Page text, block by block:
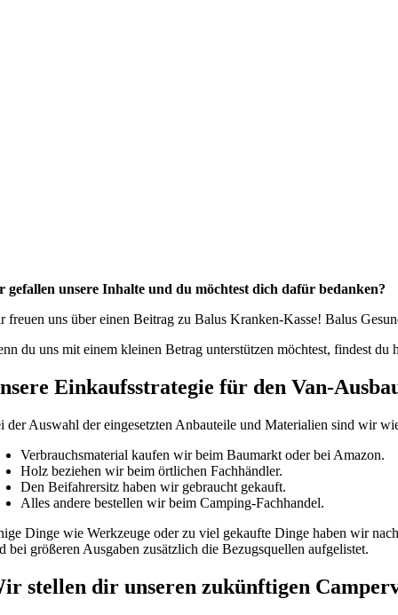
gefallen unsere Inhalte und du möchtest dich dafür bedanken?
freuen uns über einen Beitrag zu Balus Kranken-Kasse! Balus
du uns mit einem kleinen Betrag unterstützen möchtest, findest du
Einkaufsstrategie für den Van-
der Auswahl der eingesetzten Anbauteile und Materialien sind wir
Verbrauchsmaterial kaufen wir beim Baumarkt oder bei Amazon.
Holz beziehen wir beim örtlichen Fachhändler.
Den Beifahrersitz haben wir gebraucht gekauft.
Alles andere bestellen wir beim Camping-Fachhandel.
Dinge wie Werkzeuge oder zu viel gekaufte Dinge haben wir
bei größeren Ausgaben zusätzlich die Bezugsquellen aufgelistet.
stellen dir unseren zukünftigen